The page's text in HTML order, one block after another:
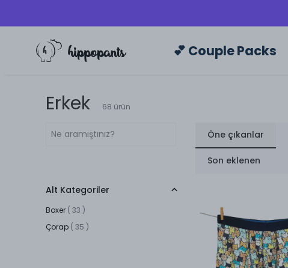
💕 Couple Packs
Erkek 68 ürün
Öne çıkanlar
Son eklenen
Alt Kategoriler
Boxer ( 33 )
Çorap ( 35 )